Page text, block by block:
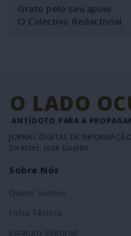
Grato pelo seu apoio
O Colectivo Redactorial
O LADO
ANTÍDOTO PARA A
JORNAL DIGITAL DE
Director: José Goulão
Sobre Nós
Quem Somos
Ficha Técnica
Estatuto Editorial